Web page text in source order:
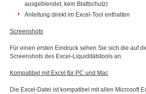
ausgeblendet, kein Blattschutz)
Anleitung direkt im Excel-Tool enthalten
Screenshots
Für einen ersten Eindruck sehen Sie sich die auf
Screenshots des Excel-Liquiditätstools an.
Kompatibel mit Excel für PC und Mac
Die Excel-Datei ist kompatibel mit allen Microsoft